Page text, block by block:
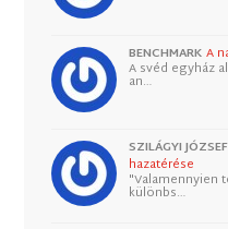
BENCHMARK A
A svéd egyház
an…
SZILÁGYI JÓZSEF
hazatérése
"Valamennyien
különbs…